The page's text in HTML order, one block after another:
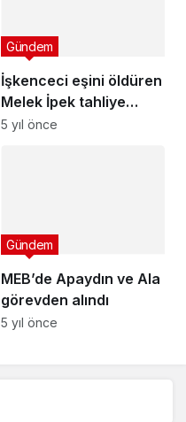
İşkenceci eşini öldüren
Melek İpek tahliye
edildi
Gündem
5 yıl önce
MEB’de Apaydın ve Ala
görevden alındı
Gündem
5 yıl önce